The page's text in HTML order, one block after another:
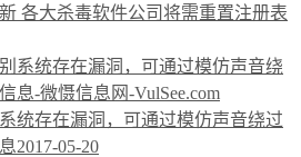
各大杀毒软件公司将需重置注册表
统存在漏洞，可通过模仿声音绕过
2017-05-20